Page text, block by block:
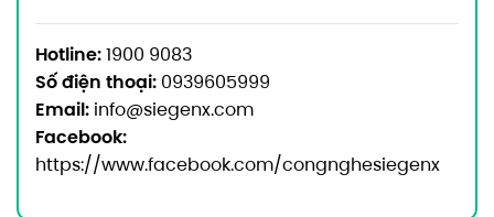
Hotline:1900 9083
Số điện thoại: 0939605999
Email: info@siegenx.com
Facebook:
https://www.facebook.com/congnghesiegenx